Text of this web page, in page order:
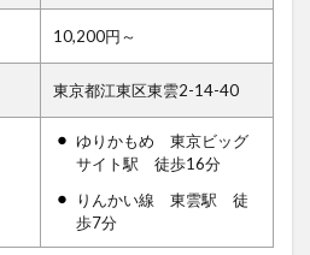
10,200円～
東京都江東区東雲2-14-40
ゆりかもめ 東京ビッグ
サイト駅 徒歩16分
りんかい線 東雲駅 徒
歩7分